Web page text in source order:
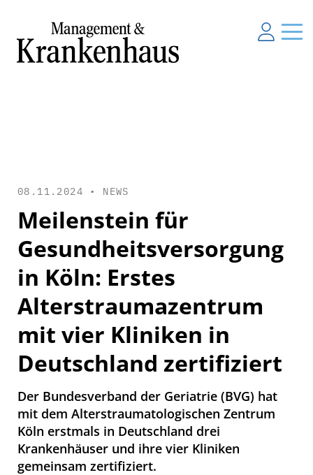
08.11.2024 • NEWS
Meilenstein für
Gesundheitsversorgung
in Köln: Erstes
Alterstraumazentrum
mit vier Kliniken in
Deutschland zertifiziert
Der Bundesverband der Geriatrie (BVG) hat
mit dem Alterstraumatologischen Zentrum
Köln erstmals in Deutschland drei
Krankenhäuser und ihre vier Kliniken
gemeinsam zertifiziert.